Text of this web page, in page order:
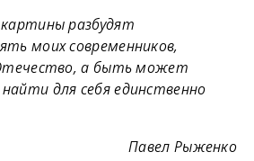
разбудят
моих современников,
а быть может
для себя единственно
Павел Рыженко